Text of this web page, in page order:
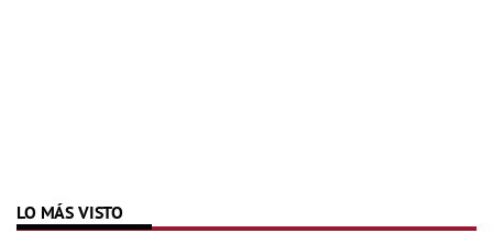
LO MÁS VISTO